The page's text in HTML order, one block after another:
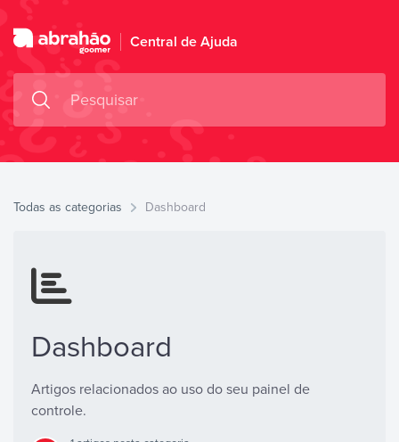
Central de Ajuda
Todas as categorias Dashboard
Dashboard
Artigos relacionados ao uso do seu painel de
controle.